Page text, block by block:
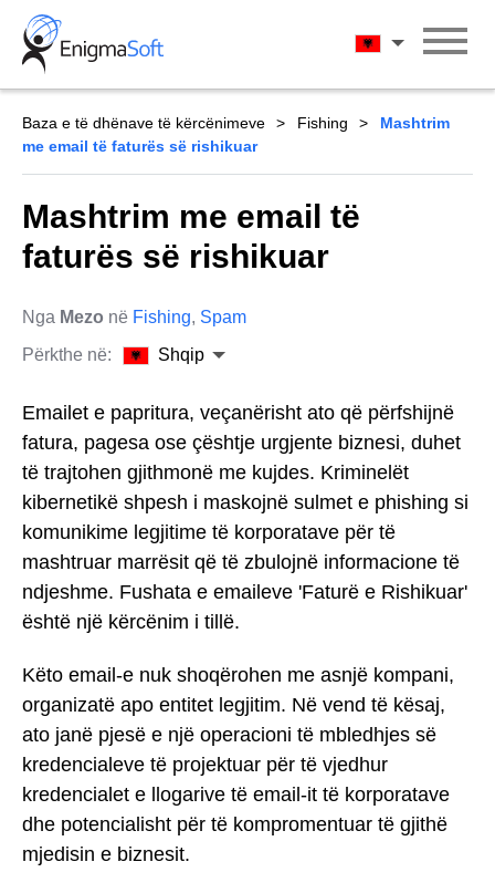
Skip
content
Shqip
Baza e të dhënave të kërcënimeve Fishing
Mashtrim
me email të faturës së rishikuar
Mashtrim me email të
faturës së rishikuar
Nga Mezo në Fishing, Spam
Përkthe në:
Shqip
Emailet e papritura, veçanërisht ato që përfshijnë
fatura, pagesa ose çështje urgjente biznesi, duhet
të trajtohen gjithmonë me kujdes. Kriminelët
kibernetikë shpesh i maskojnë sulmet e phishing si
komunikime legjitime të korporatave për të
mashtruar marrësit që të zbulojnë informacione të
ndjeshme. Fushata e emaileve 'Faturë e Rishikuar'
është një kërcënim i tillë.
Këto email-e nuk shoqërohen me asnjë kompani,
organizatë apo entitet legjitim. Në vend të kësaj,
ato janë pjesë e një operacioni të mbledhjes së
kredencialeve të projektuar për të vjedhur
kredencialet e llogarive të email-it të korporatave
dhe potencialisht për të kompromentuar të gjithë
mjedisin e biznesit.